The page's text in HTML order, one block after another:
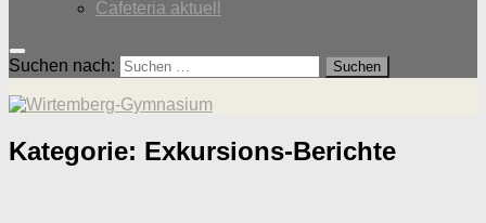
Cafeteria aktuell
Suchen nach:
Kategorie: Exkursions-Berichte